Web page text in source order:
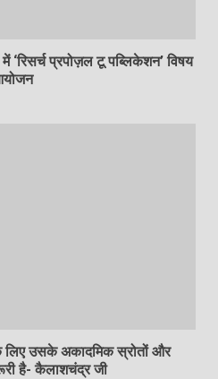
‘रिसर्च प्रपोज़ल टू पब्लिकेशन’ विषय
लिए उसके अकादमिक स्रोतों और
है- कैलाशचंद्र जी